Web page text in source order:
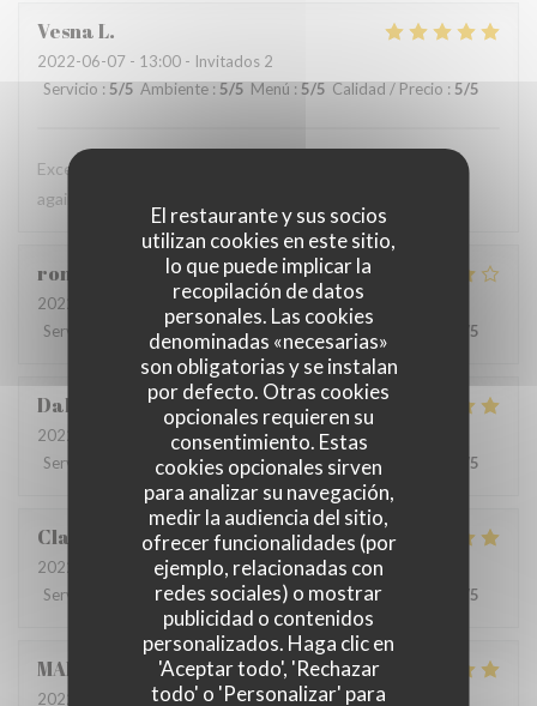
El restaurante y sus socios
utilizan cookies en este sitio,
lo que puede implicar la
recopilación de datos
personales. Las cookies
denominadas «necesarias»
son obligatorias y se instalan
por defecto. Otras cookies
opcionales requieren su
consentimiento. Estas
cookies opcionales sirven
para analizar su navegación,
medir la audiencia del sitio,
ofrecer funcionalidades (por
ejemplo, relacionadas con
redes sociales) o mostrar
publicidad o contenidos
personalizados. Haga clic en
'Aceptar todo', 'Rechazar
todo' o 'Personalizar' para
VesnaL
2022-06-07 - 13:00 - Invitados 2
Servicio : 5/5 Ambiente : 5/5 Menú : 5/5 Calidad / Precio : 5/5
Excellent food and very good service, we'll definitely come
again.
romain
2022-06-22
- 13:00 - Invitados 4
Servicio
Ambiente : Calidad / Precio /5
Dalesme
2022-06-21
- 19:00 - Invitados 6
Servicio
Ambiente: 5 /5 Menú:5/5 Calidad / Precio /5
Clarisse
2022-06-21
- 19:00 - Invitados 2
Servicio
Ambiente : 5/5 Menú :5/5 Calidad / Precio /5
MARIA
2022-06-20
- 19:00 - Invitados 8